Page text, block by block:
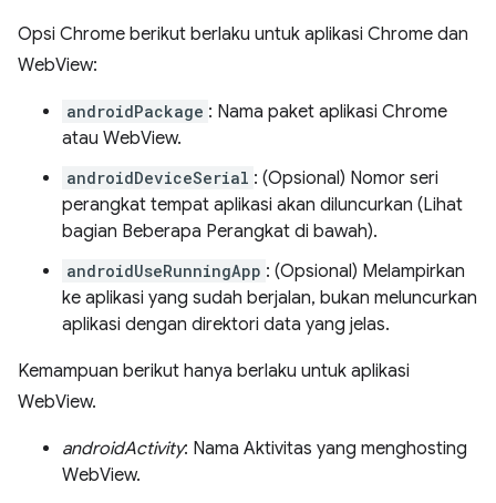
Opsi Chrome berikut berlaku untuk aplikasi Chrome dan
WebView:
androidPackage : Nama paket aplikasi Chrome
atau WebView.
androidDeviceSerial : (Opsional) Nomor seri
perangkat tempat aplikasi akan diluncurkan (Lihat
bagian Beberapa Perangkat di bawah).
androidUseRunningApp : (Opsional) Melampirkan
ke aplikasi yang sudah berjalan, bukan meluncurkan
aplikasi dengan direktori data yang jelas.
Kemampuan berikut hanya berlaku untuk aplikasi
WebView.
androidActivity: Nama Aktivitas yang menghosting
WebView.